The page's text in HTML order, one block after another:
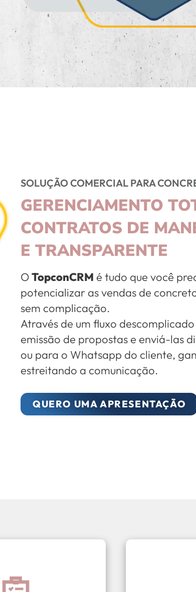
SOLUÇÃO COMERCIAL PARA
GERENCIAMENTO
CONTRATOS DE
E TRANSPARENTE
OTopconCRM é tudo que você
potencializar as vendas de
sem complicação.
Através de um fluxo
emissão de propostas e enviá-las
ou para o Whatsapp do cliente,
estreitando a comunicação.
QUERO UMA APRESENTAÇÃO